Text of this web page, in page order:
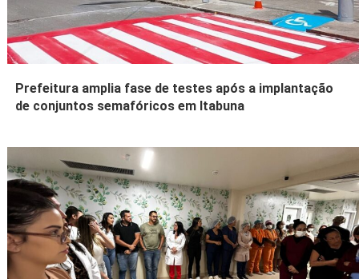
Prefeitura amplia fase de testes após a implantação
de conjuntos semafóricos em Itabuna